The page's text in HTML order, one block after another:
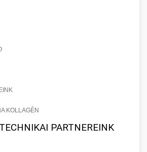
KOLLAGÉN
PARTNEREINK